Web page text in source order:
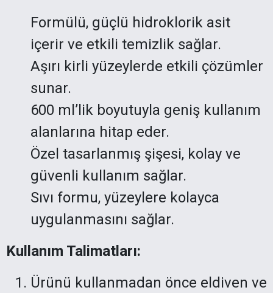
Formülü, güçlü hidroklorik asit
içerir ve etkili temizlik sağlar.
Aşırı kirli yüzeylerde etkili çözümler
sunar.
600 ml’lik boyutuyla geniş kullanım
alanlarına hitap eder.
Özel tasarlanmış şişesi, kolay ve
güvenli kullanım sağlar.
Sıvı formu, yüzeylere kolayca
uygulanmasını sağlar.
Kullanım Talimatları:
Ürünü kullanmadan önce eldiven ve